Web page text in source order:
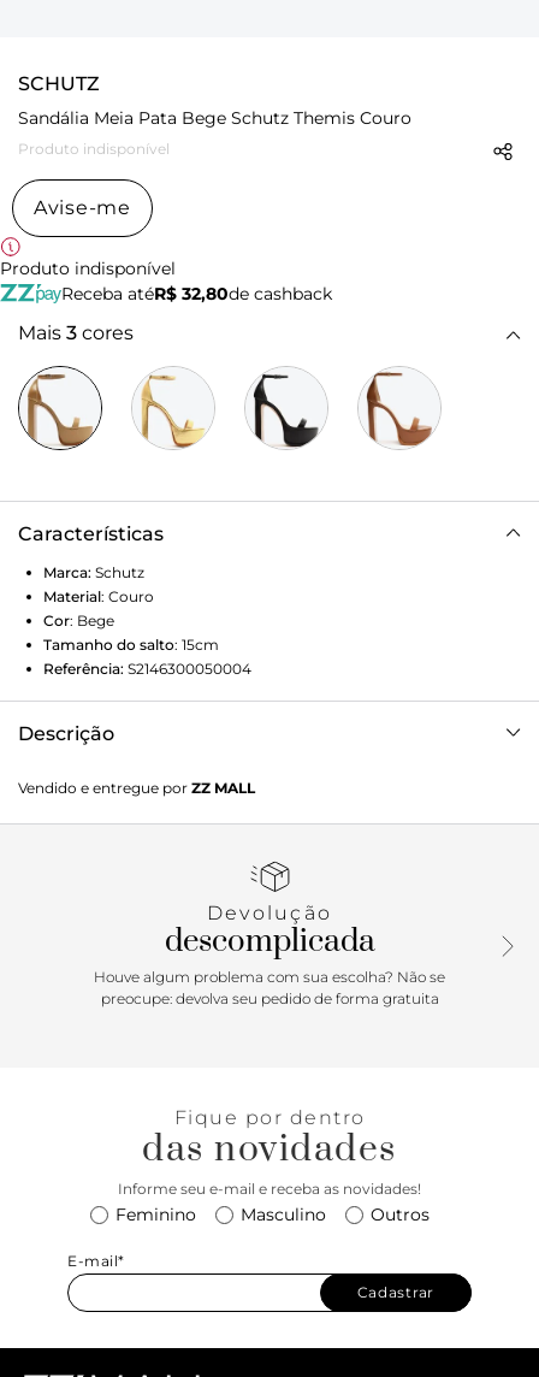
SCHUTZ
Sandália Meia Pata Bege Schutz Themis Couro
Produto indisponível
Avise-me
Produto indisponível
Receba atéR$ 32,80de cashback
Mais 3 cores
Características
Marca: Schutz
Material: Couro
Cor: Bege
Tamanho do salto: 15cm
Referência: S2146300050004
Descrição
blocado que, além de poderoso, ainda garante uma maior
estabilidade. Feita em couro e na cor bege, é uma
Vendido e entregue por ZZ MALL
Devolução
descomplicada
Houve algum problema com sua escolha? Não se
preocupe: devolva seu pedido de forma gratuita
Fique por dentro
das novidades
Informe seu e-mail e receba as novidades!
Feminino Masculino Outros
E-mail*
Cadastrar